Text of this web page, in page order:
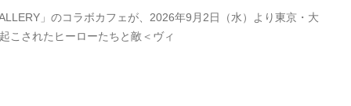
」のコラボカフェが、2026年9月2日（水）より東京・大
こされたヒーローたちと敵＜ヴィ